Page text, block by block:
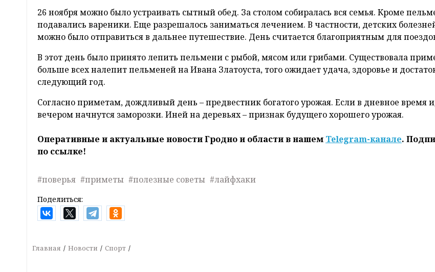
26 ноября можно было устраивать сытный обед. За столом собиралась вся семья. Кроме
подавались вареники. Еще разрешалось заниматься лечением. В частности, детских
можно было отправиться в дальнее путешествие. День считается благоприятным для
В этот день было принято лепить пельмени с рыбой, мясом или грибами. Существовала
больше всех налепит пельменей на Ивана Златоуста, того ожидает удача, здоровье и
следующий год.
Согласно приметам, дождливый день – предвестник богатого урожая. Если в дневное время
вечером начнутся заморозки. Иней на деревьях – признак будущего хорошего урожая.
Оперативные и актуальные новости Гродно и области в нашем Telegram-канале.
по ссылке!
#поверья #приметы #полезные советы #лайфхаки
Поделиться:
Главная Новости Спорт